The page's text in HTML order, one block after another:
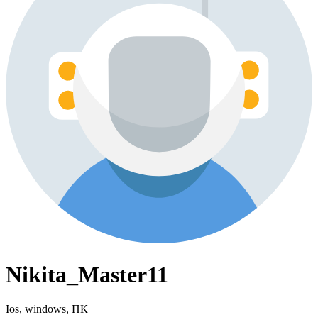
Nikita_Master11
Ios, windows, ПК